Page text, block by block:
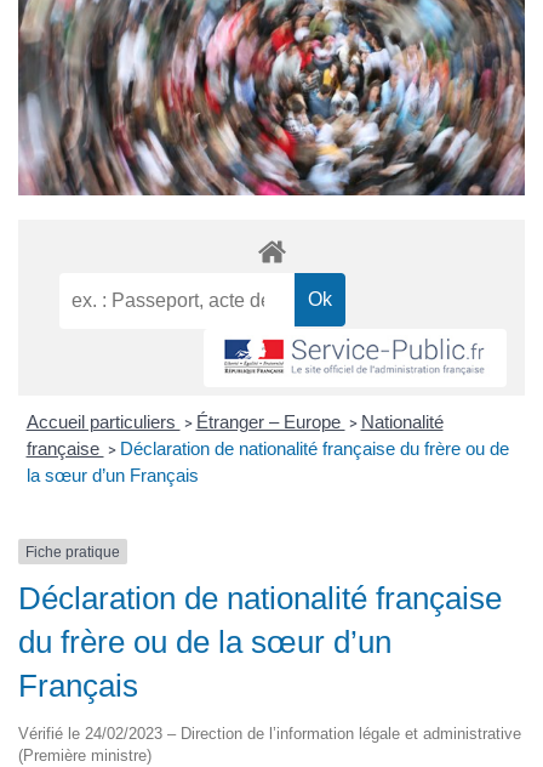
Accueil particuliers > Étranger – Europe > Nationalité
française > Déclaration de nationalité française du frère ou de
la sœur d’un Français
Fiche pratique
Déclaration de nationalité française
du frère ou de la sœur d’un
Français
Vérifié le 24/02/2023 – Direction de l’information légale et administrative
(Première ministre)